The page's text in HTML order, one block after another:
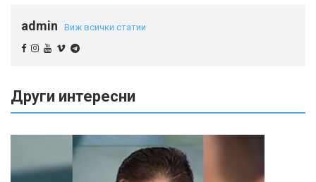
admin Виж всички статии
Други интересни